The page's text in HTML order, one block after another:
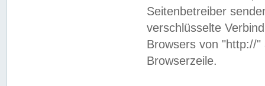
Seitenbetreiber
verschlüsselte
Browsers von "http://
Browserzeile.